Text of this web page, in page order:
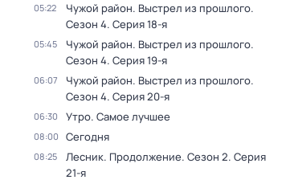
05:22 Чужой район. Выстрел из прошлого.
Сезон 4. Серия 18-я
05:45 Чужой район. Выстрел из прошлого.
Сезон 4. Серия 19-я
06:07 Чужой район. Выстрел из прошлого.
Сезон 4. Серия 20-я
06:30 Утро. Самое лучшее
08:00 Сегодня
08:25 Лесник. Продолжение. Сезон 2. Серия
21-я